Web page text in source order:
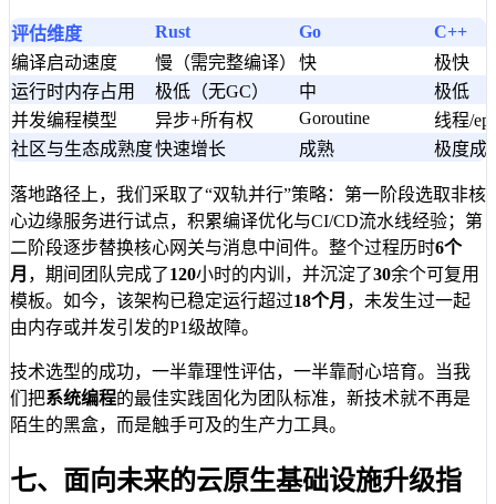
评估维度 Rust Go
C++
编译启动速度
慢（需完整编译） 快
极快
运行时内存占用
极低（无GC） 中
极低
并发编程模型
异步+所有权 Goroutine
线程/
社区与生态成熟度快速增长 成熟 极度成
落地路径上，我们采取了“双轨并行”策略：第一阶段选取非核
心边缘服务进行试点，积累编译优化与CI/CD流水线经验；第
二阶段逐步替换核心网关与消息中间件。整个过程历时6个
月 ，期间团队完成了120小时的内训，并沉淀了30余个可复用
模板。如今，该架构已稳定运行超过18个月 ，未发生过一起
由内存或并发引发的P1级故障。
技术选型的成功，一半靠理性评估，一半靠耐心培育。当我
们把系统编程的最佳实践固化为团队标准，新技术就不再是
陌生的黑盒，而是触手可及的生产力工具。
七、面向未来的云原生基础设施升级指